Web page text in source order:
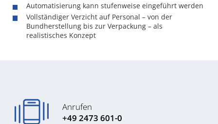
Automatisierung kann stufenweise eingeführt werden
Vollständiger Verzicht auf Personal – von der
Bundherstellung bis zur Verpackung – als
realistisches Konzept
Anrufen
+49 2473 601-0